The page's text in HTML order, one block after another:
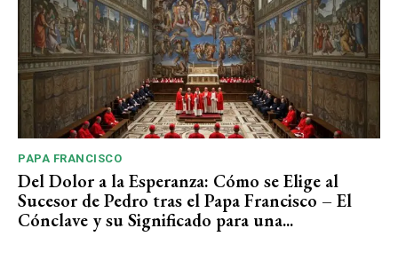
PAPA FRANCISCO
Del Dolor a la Esperanza: Cómo se Elige al
Sucesor de Pedro tras el Papa Francisco – El
Cónclave y su Significado para una...